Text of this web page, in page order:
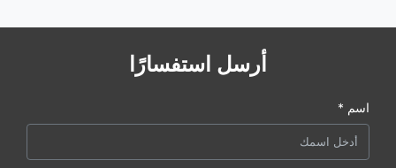
أرسل استفسارًا
اسم *